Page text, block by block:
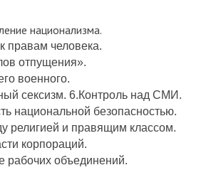
национализма.
правам человека.
отпущения».
военного.
сексизм. 6.Контроль над СМИ.
национальной безопасностью.
религией и правящим классом.
корпораций.
объединений.